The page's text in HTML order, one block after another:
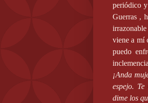
periódico
Guerras ,
viene a mí
puedo
¡Anda
espejo.
dime los